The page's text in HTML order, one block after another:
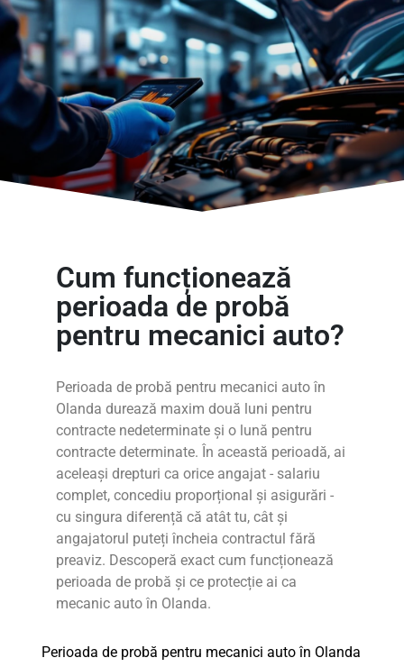
Cum funcționează
perioada de probă
pentru mecanici auto?
Perioada de probă pentru mecanici auto în
Olanda durează maxim două luni pentru
contracte nedeterminate și o lună pentru
contracte determinate. În această perioadă, ai
aceleași drepturi ca orice angajat - salariu
complet, concediu proporțional și asigurări -
cu singura diferență că atât tu, cât și
angajatorul puteți încheia contractul fără
preaviz. Descoperă exact cum funcționează
perioada de probă și ce protecție ai ca
mecanic auto în Olanda.
Perioada de probă pentru mecanici auto în Olanda